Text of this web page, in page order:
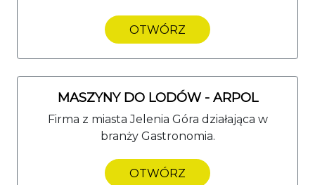
OTWÓRZ
MASZYNY DO LODÓW - ARPOL
Firma z miasta Jelenia Góra działająca w
branży Gastronomia.
OTWÓRZ